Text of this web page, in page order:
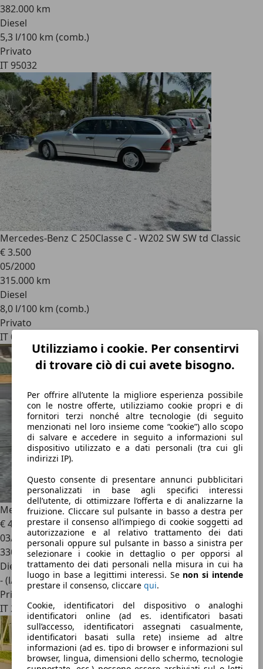
Utilizziamo i cookie. Per consentirvi
di trovare ciò di cui avete bisogno.
Per offrire all’utente la migliore esperienza possibile
con le nostre offerte, utilizziamo cookie propri e di
fornitori terzi nonché altre tecnologie (di seguito
menzionati nel loro insieme come “cookie”) allo scopo
di salvare e accedere in seguito a informazioni sul
dispositivo utilizzato e a dati personali (tra cui gli
indirizzi IP).
Questo consente di presentare annunci pubblicitari
personalizzati in base agli specifici interessi
dell’utente, di ottimizzare l’offerta e di analizzarne la
fruizione. Cliccare sul pulsante in basso a destra per
prestare il consenso all’impiego di cookie soggetti ad
autorizzazione e al relativo trattamento dei dati
personali oppure sul pulsante in basso a sinistra per
selezionare i cookie in dettaglio o per opporsi al
trattamento dei dati personali nella misura in cui ha
luogo in base a legittimi interessi. Se non si intende
prestare il consenso, cliccare qui.
Cookie, identificatori del dispositivo o analoghi
identificatori online (ad es. identificatori basati
sull’accesso, identificatori assegnati casualmente,
identificatori basati sulla rete) insieme ad altre
informazioni (ad es. tipo di browser e informazioni sul
browser, lingua, dimensioni dello schermo, tecnologie
382.000 km
Diesel
5,3 l/100 km (comb.)
Privato
IT 95032
Mercedes-Benz C 250Classe C - W202 SW SW td Classic
€ 3.500
05/2000
315.000 km
Diesel
8,0 l/100 km (comb.)
Privato
IT 00189
Mercedes-Benz C 250d Elegance
€ 4.000
03/1995
330.000 km
Diesel
- (l/100 km)
Privato
IT 26021